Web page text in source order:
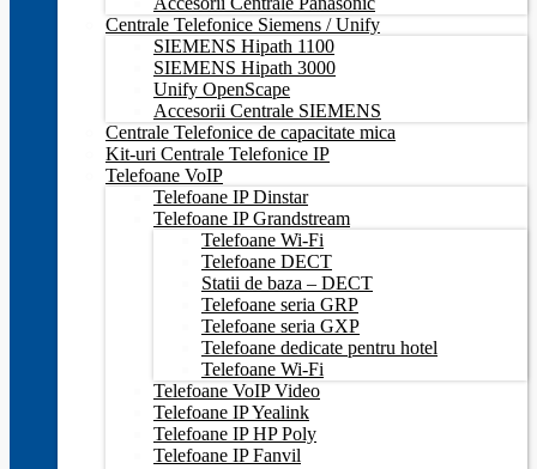
Centrale Telefonice Siemens / Unify
SIEMENS Hipath 1100
SIEMENS Hipath 3000
Unify OpenScape
Accesorii Centrale SIEMENS
Centrale Telefonice de capacitate mica
Kit-uri Centrale Telefonice IP
Telefoane VoIP
Telefoane IP Dinstar
Telefoane IP Grandstream
Telefoane Wi-Fi
Telefoane DECT
Statii de baza – DECT
Telefoane seria GRP
Telefoane seria GXP
Telefoane dedicate pentru hotel
Telefoane Wi-Fi
Telefoane VoIP Video
Telefoane IP Yealink
Telefoane IP HP Poly
Telefoane IP Fanvil